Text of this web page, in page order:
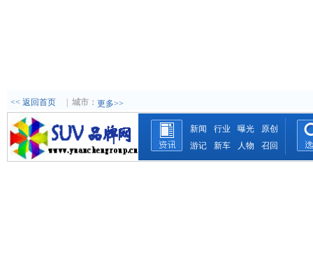
<< 返回首页 城市： 更多>>
新闻 行业 曝光
原创
游记
新车 人物 召回